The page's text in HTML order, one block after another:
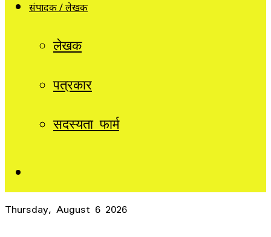
संपादक / लेखक
लेखक
पत्रकार
सदस्यता फार्म
Thursday, August 6 2026